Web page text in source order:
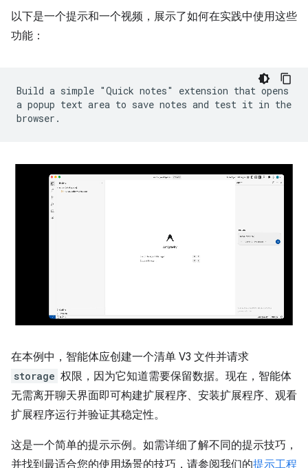
以下是一个提示和一个视频，展示了如何在实践中使用这些
功能：
Build a simple "Quick notes" extension that opens
a popup text area to save notes and test it in the
browser.
在本例中，智能体应创建一个清单 V3 文件并请求
storage 权限，因为它知道需要保留数据。现在，智能体
无需离开聊天界面即可构建扩展程序、安装扩展程序、观看
扩展程序运行并验证其稳定性。
这是一个简单的提示示例。如需详细了解不同的提示技巧，
并找到最适合您的使用场景的技巧，请参阅我们的提示工程